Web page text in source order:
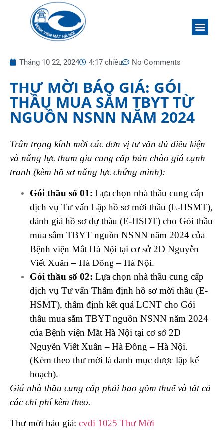
Tháng 10 22, 2024 4:17 chiều No Comments
THƯ MỜI BÁO GIÁ: GÓI
THẦU MUA SẮM TBYT TỪ
NGUỒN NSNN NĂM 2024
Trân trọng kính mời các đơn vị tư vấn đủ điều kiện
và năng lực tham gia cung cấp bản chào giá cạnh
tranh (kèm hồ sơ năng lực chứng minh):
Gói thầu số 01: Lựa chọn nhà thầu cung cấp
dịch vụ Tư vấn Lập hồ sơ mời thầu (E-HSMT),
đánh giá hồ sơ dự thầu (E-HSDT) cho Gói thầu
mua sắm TBYT nguồn NSNN năm 2024 của
Bệnh viện Mắt Hà Nội tại cơ sở 2D Nguyễn
Viết Xuân – Hà Đông – Hà Nội.
Gói thầu số 02: Lựa chọn nhà thầu cung cấp
dịch vụ Tư vấn Thẩm định hồ sơ mời thầu (E-
HSMT), thẩm định kết quả LCNT cho Gói
thầu mua sắm TBYT nguồn NSNN năm 2024
của Bệnh viện Mắt Hà Nội tại cơ sở 2D
Nguyễn Viết Xuân – Hà Đông – Hà Nội.
(Kèm theo thư mời là danh mục được lập kế
hoạch).
Giá nhà thầu cung cấp phải bao gồm thuế và tất cả
các chi phí kèm theo.
Thư mời báo giá: cvdi 1025 Thư Mời